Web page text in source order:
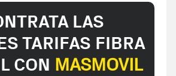
LAS
TARIFAS FIBRA
CON MASMOVIL